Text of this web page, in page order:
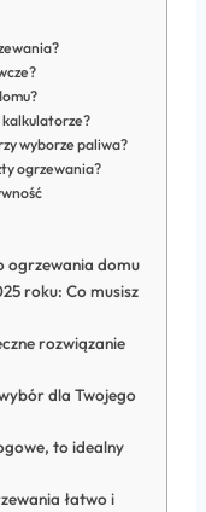
kalkulatorze?
wyborze paliwa?
ogrzewania?
ogrzewania domu
roku: Co musisz
rozwiązanie
dla Twojego
to idealny
łatwo i